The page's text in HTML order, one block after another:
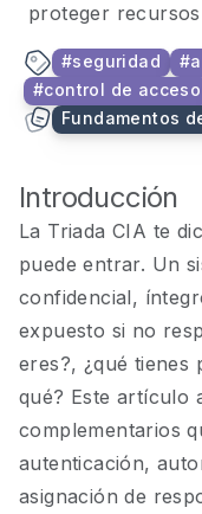
proteger
#seguridad #
#control de acceso
Fundamentos
Introducción
La Triada CIA te
puede entrar. Un
confidencial,
expuesto si no
eres?, ¿qué tienes
qué? Este artículo
complementarios
autenticación,
asignación de